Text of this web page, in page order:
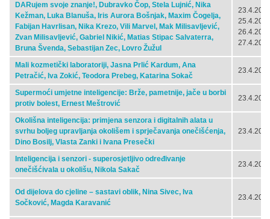
DARujem svoje znanje!, Dubravko Čop, Stela Lujnić, Nika
Kežman, Luka Blanuša, Iris Aurora Bošnjak, Maxim Čogelja,
Fabijan Havrlisan, Nika Krezo, Vili Marvel, Mak Milisavljević,
Zvan Milisavljević, Gabriel Nikić, Matias Stipac Salvaterra,
Bruna Švenda, Sebastijan Zec, Lovro Žužul
Mali kozmetički laboratoriji, Jasna Prlić Kardum, Ana
Petračić, Iva Zokić, Teodora Prebeg, Katarina Sokač
Supermoći umjetne inteligencije: Brže, pametnije, jače u borbi
protiv bolest, Ernest Meštrović
Okolišna inteligencija: primjena senzora i digitalnih alata u
svrhu boljeg upravljanja okolišem i sprječavanja onečišćenja,
Dino Bosilj, Vlasta Zanki i Ivana Presečki
Inteligencija i senzori - superosjetljivo određivanje
onečišćivala u okolišu, Nikola Sakač
Od dijelova do cjeline – sastavi oblik, Nina Sivec, Iva
Sočković, Magda Karavanić